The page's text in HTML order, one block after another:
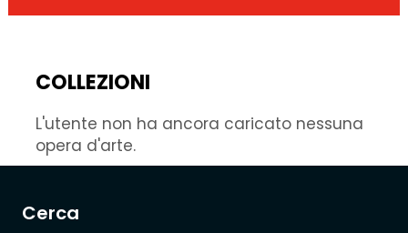
Cerca
COLLEZIONI
L'utente non ha ancora caricato nessuna
opera d'arte.